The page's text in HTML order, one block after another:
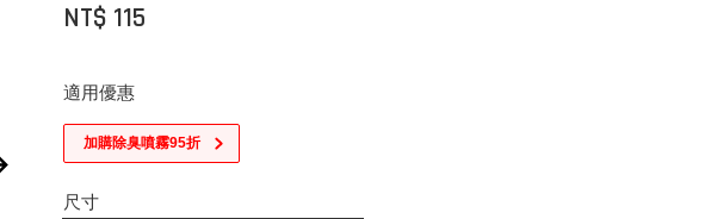
NT$ 115
適用優惠
加購除臭噴霧95折
尺寸